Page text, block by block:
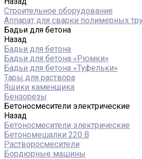
Строительное оборудование
Аппарат для сварки полимерных
Бадьи для бетона
Назад
Бадьи для бетона
Бадьи для бетона «Рюмки»
Бадьи для бетона «Туфельки»
Тары для раствора
Ящики каменщика
Бензорезы
Бетоносмесители электрические
Назад
Бетоносмесители электрические
Бетономешалки 220 В
Растворосмесители
Бордюрные машины